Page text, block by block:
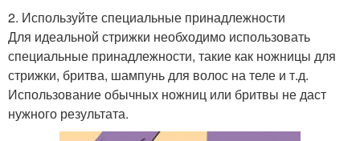
2. Используйте специальные принадлежности
Для идеальной стрижки необходимо использовать
специальные принадлежности, такие как ножницы для
стрижки, бритва, шампунь для волос на теле и т.д.
Использование обычных ножниц или бритвы не даст
нужного результата.